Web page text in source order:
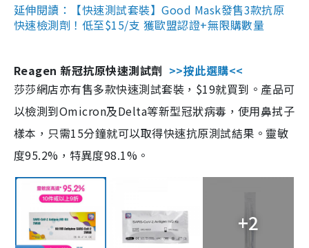
延伸閱讀：【快速測試套裝】Good Mask發售3款抗原
快速檢測劑！低至$15/支 獲歐盟認證+無限購數量
Reagen 新冠抗原快速測試劑 >>按此選購<<
莎莎網店亦有售多款快速測試套裝，$19就買到。產品可
以檢測到Omicron及Delta等新型冠狀病毒，使用鼻拭子
樣本，只需15分鐘就可以取得快速抗原測試結果。靈敏
度95.2%，特異度98.1%。
+2